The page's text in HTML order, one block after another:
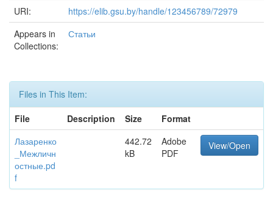
URI:
https://elib.gsu.by/handle/123456789/72979
Appears in
Collections:
Статьи
Files in This Item:
File
Description Size
Format
Лазаренко
_Межличн
остные.pd
f
442.72
kB
Adobe
PDF
View/Open